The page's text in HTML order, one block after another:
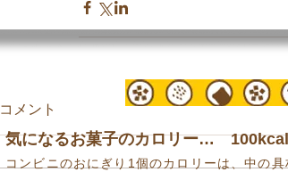
コメント
気になるお菓子のカロリー…
コンビニのおにぎり1個のカロリーは、中の